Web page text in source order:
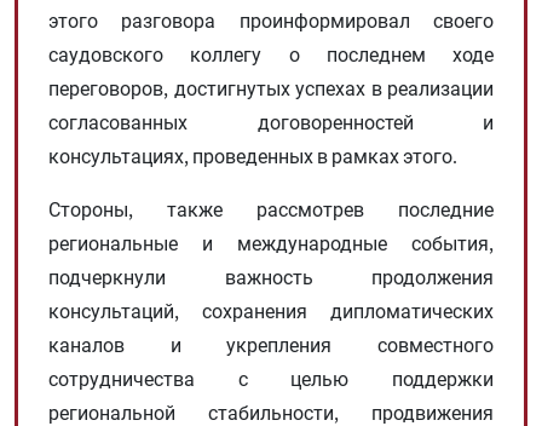
этого разговора проинформировал своего
саудовского коллегу о последнем ходе
переговоров, достигнутых успехах в реализации
согласованных договоренностей и
консультациях, проведенных в рамках этого.
Стороны, также рассмотрев последние
региональные и международные события,
подчеркнули важность продолжения
консультаций, сохранения дипломатических
каналов и укрепления совместного
сотрудничества с целью поддержки
региональной стабильности, продвижения